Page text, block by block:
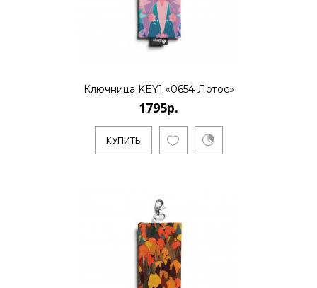
1795р.
КУПИТЬ
1795р.
Ключница KEY1 «0654 Лотос»
1795р.
КУПИТЬ